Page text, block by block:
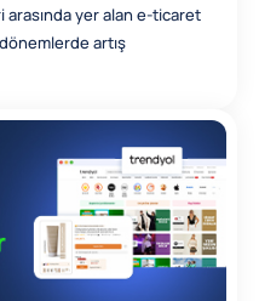
arasında yer alan e-ticaret
artış